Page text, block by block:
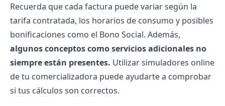
Recuerda que cada factura puede variar según la
tarifa contratada, los horarios de consumo y posibles
bonificaciones como el Bono Social. Además,
algunos conceptos como servicios adicionales no
siempre están presentes. Utilizar simuladores online
de tu comercializadora puede ayudarte a comprobar
si tus cálculos son correctos.